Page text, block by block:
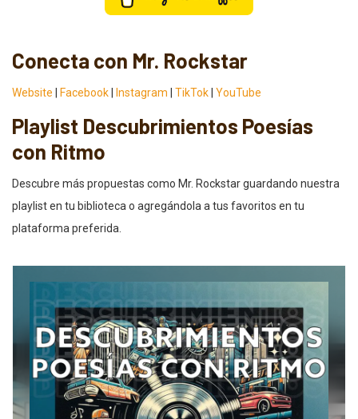
Conecta con Mr. Rockstar
Website Facebook Instagram TikTok YouTube
Playlist Descubrimientos Poesías
con Ritmo
Descubre más propuestas como Mr. Rockstar guardando nuestra
playlist en tu biblioteca o agregándola a tus favoritos en tu
plataforma preferida.